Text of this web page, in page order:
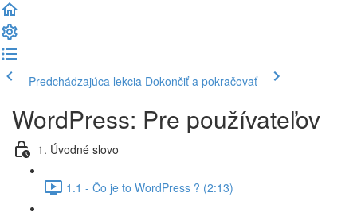
Predchádzajúca lekcia Dokončiť a pokračovať
WordPress: Pre používateľov
1. Úvodné slovo
1.1 - Čo je to WordPress ? (2:13)